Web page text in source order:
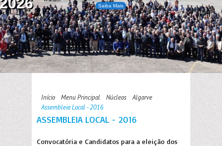
Saiba Mais
Início Menu Principal Núcleos
Algarve
Assembleia Local - 2016
ASSEMBLEIA LOCAL - 2016
Convocatória e Candidatos para a eleição dos